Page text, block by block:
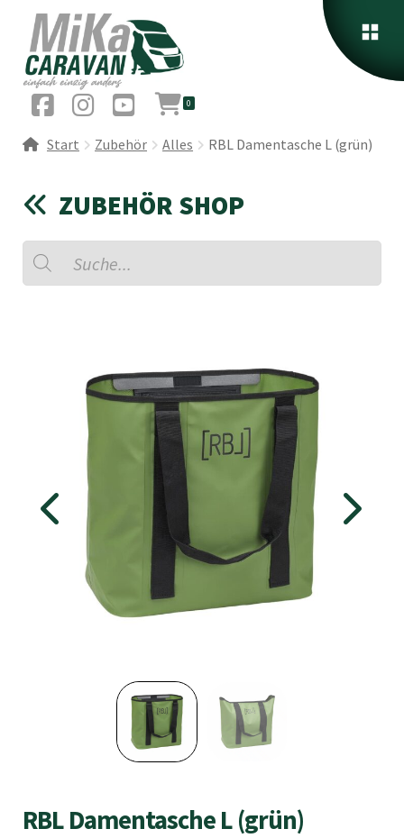
0
Start Zubehör Alles RBL Damentasche L (grün)
ZUBEHÖR SHOP
Products
search
RBL Damentasche L (grün)